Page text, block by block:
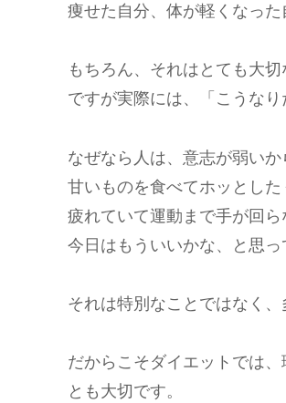
痩せた自分、体が軽くなっ
もちろん、それはとても大切
ですが実際には、「こうな
なぜなら人は、意志が弱い
甘いものを食べてホッとした
疲れていて運動まで手が回ら
今日はもういいかな、と思っ
それは特別なことではなく、
だからこそダイエットでは、
とも大切です。